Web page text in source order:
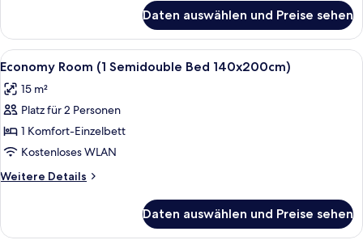
180x200cm)
anzeigen
Suite
(1
King
Bed
180x200cm)
Daten auswählen und Preise sehen
Alle
Fotos
für
Economy
Room
(1
Semidouble
Bed
anzeigen
Ein Hotelzimmer mit Bett, Stuhl,
7
Economy Room (1 Semidouble Bed 140x200cm)
15 m²
Platz für 2 Personen
1 Komfort-Einzelbett
Kostenloses WLAN
Weitere Details
Weitere
Room
Daten auswählen und Preise sehen